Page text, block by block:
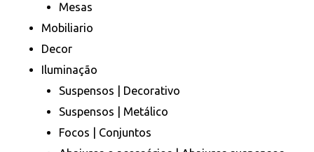
Mesas
Mobiliario
Decor
Iluminação
Suspensos | Decorativo
Suspensos | Metálico
Focos | Conjuntos